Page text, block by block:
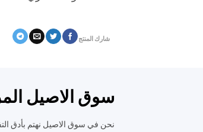
شارك المنتج
سوق الاصيل
نحن في سوق الاصيل نهتم بأدق